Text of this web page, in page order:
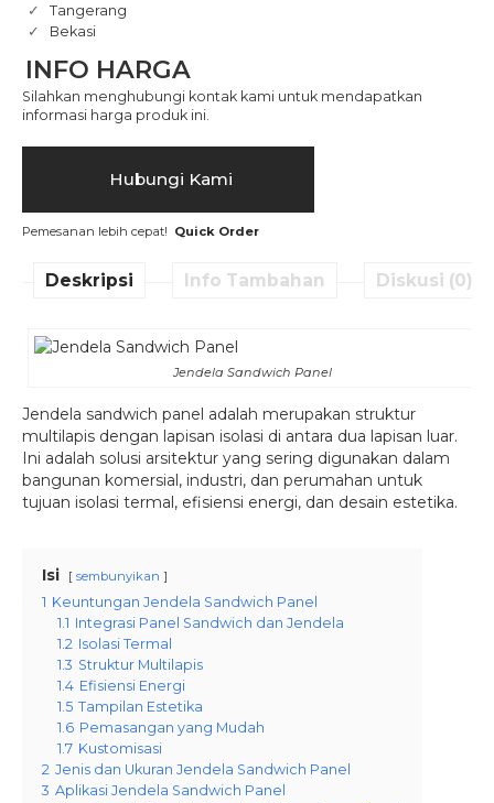
Tangerang
Bekasi
INFO HARGA
Silahkan menghubungi kontak kami untuk mendapatkan
informasi harga produk ini.
Hubungi Kami
Pemesanan lebih cepat! Quick Order
Deskripsi Info Tambahan Diskusi (0)
Jendela Sandwich Panel
Jendela sandwich panel adalah merupakan struktur
multilapis dengan lapisan isolasi di antara dua lapisan luar.
Ini adalah solusi arsitektur yang sering digunakan dalam
bangunan komersial, industri, dan perumahan untuk
tujuan isolasi termal, efisiensi energi, dan desain estetika.
Isi sembunyikan
1 Keuntungan Jendela Sandwich Panel
1.1 Integrasi Panel Sandwich dan Jendela
1.2 Isolasi Termal
1.3 Struktur Multilapis
1.4 Efisiensi Energi
1.5 Tampilan Estetika
1.6 Pemasangan yang Mudah
1.7 Kustomisasi
2 Jenis dan Ukuran Jendela Sandwich Panel
3 Aplikasi Jendela Sandwich Panel